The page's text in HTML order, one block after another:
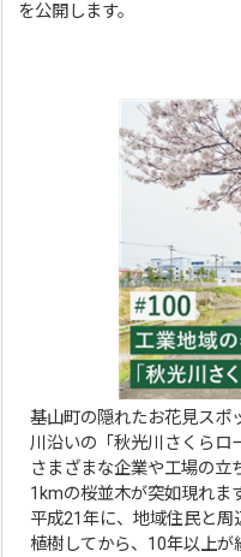
を公開します。
基山町の隠れたお花見スポ
川沿いの「秋光川さくらロ
さまざまな企業や工場の立
1kmの桜並木が突如現れま
平成21年に、地域住民と
植樹してから、10年以上が